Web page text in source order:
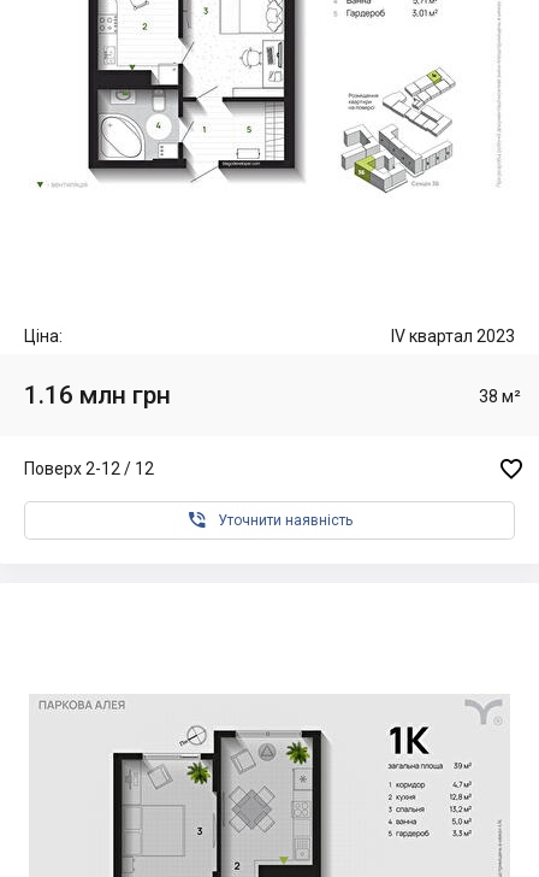
Ціна: IV квартал 2023
1.16 млн грн 38 м²
Поверх 2-12 / 12 
 Уточнити наявність